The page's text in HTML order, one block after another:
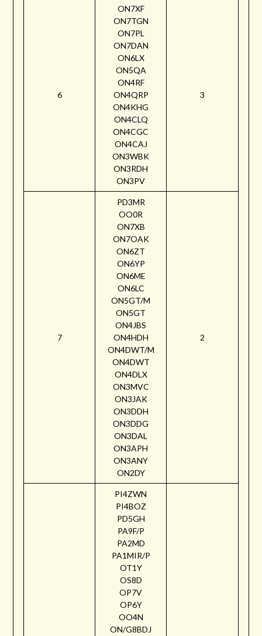
6
ON7XF
ON7TGN
ON7PL
ON7DAN
ON6LX
ON5QA
ON4RF
ON4QRP
ON4KHG
ON4CLQ
ON4CGC
ON4CAJ
ON3WBK
ON3RDH
ON3PV
3
7
PD3MR
OO0R
ON7XB
ON7OAK
ON6ZT
ON6YP
ON6ME
ON6LC
ON5GT/M
ON5GT
ON4JBS
ON4HDH
ON4DWT/M
ON4DWT
ON4DLX
ON3MVC
ON3JAK
ON3DDH
ON3DDG
ON3DAL
ON3APH
ON3ANY
ON2DY
2
PI4ZWN
PI4BOZ
PD5GH
PA9F/P
PA2MD
PA1MIR/P
OT1Y
OS8D
OP7V
OP6Y
OO4N
ON/G8BDJ